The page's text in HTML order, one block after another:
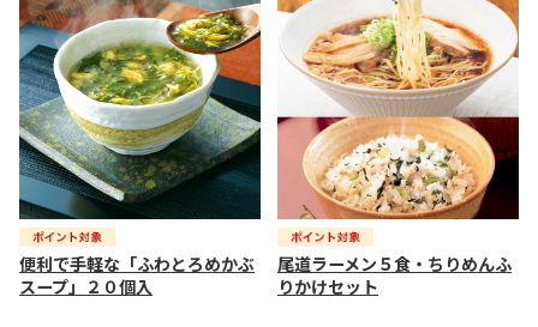
便利で手軽な「ふわとろめかぶ
スープ」２０個入
尾道ラーメン５食・ちりめんふ
りかけセット